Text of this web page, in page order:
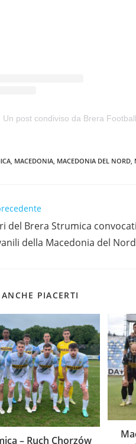
Un post condiviso da Brera
MACEDONIA MACEDONIA DEL NORD
del Brera Strumica
della Macedonia del Nord
PIACERTI
– Ruch Chorzów